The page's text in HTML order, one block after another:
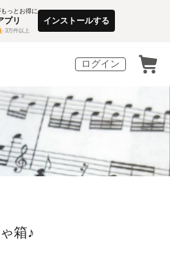
っとお得に
プリ
3万件以上
インストールする
ログイン
箱♪